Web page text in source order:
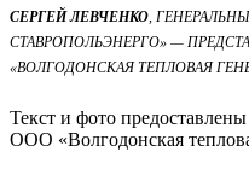
Сергей Левченко ,
Ставропольэнерго» —
«Волгодонская тепловая
Текст и фото
ООО «Волгодонская